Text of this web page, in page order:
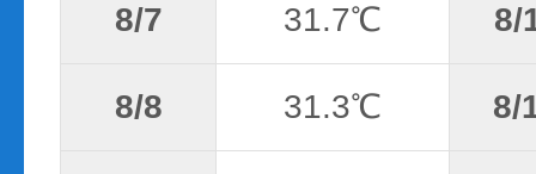
8/7 31.7℃ 8/
8/8 31.3℃ 8/